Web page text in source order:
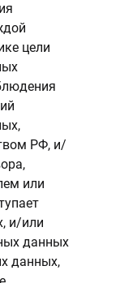
цели
РФ, и/
или
и/или
данных
данных,